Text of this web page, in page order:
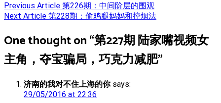
Post
Previous Article 第226期：中间阶层的围观
Next Article 第228期：偷鸡腿妈妈和控烟法
One thought on “第227期 陆家嘴视频女
主角，夺宝骗局，巧克力减肥”
济南的我对不住上海的你 says:
29/05/2016 at 22:36